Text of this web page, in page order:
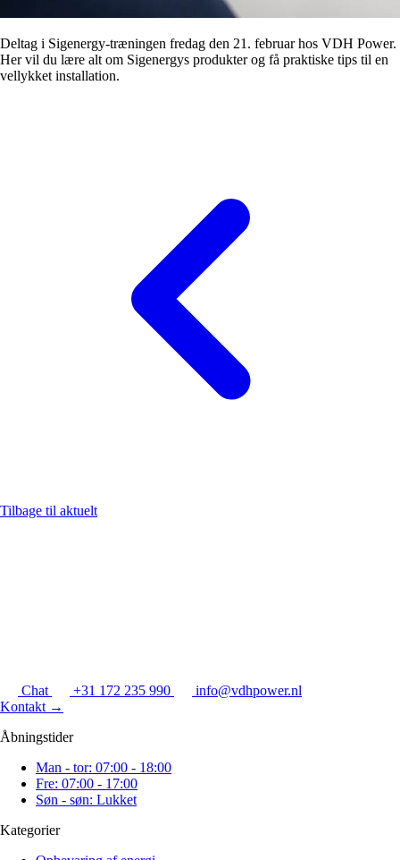
Deltag i Sigenergy-træningen fredag den 21. februar hos VDH Power.
Her vil du lære alt om Sigenergys produkter og få praktiske tips til en
vellykket installation.
Tilbage til aktuelt
Chat +31 172 235 990
info@vdhpower.nl
Kontakt →
Åbningstider
Man - tor: 07:00 - 18:00
Fre: 07:00 - 17:00
Søn - søn: Lukket
Kategorier